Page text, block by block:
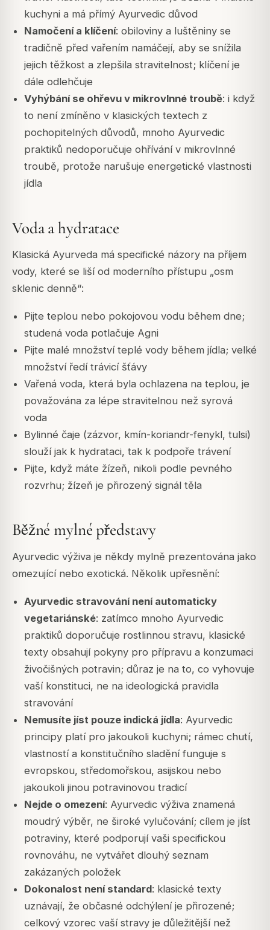
kuchyni a má přímý Ayurvedic důvod
Namočení a klíčení: obiloviny a luštěniny se
tradičně před vařením namáčejí, aby se snížila
jejich těžkost a zlepšila stravitelnost; klíčení je
dále odlehčuje
Vyhýbání se ohřevu v mikrovlnné troubě: i když
to není zmíněno v klasických textech z
pochopitelných důvodů, mnoho Ayurvedic
praktiků nedoporučuje ohřívání v mikrovlnné
troubě, protože narušuje energetické vlastnosti
jídla
Voda a hydratace
Klasická Ayurveda má specifické názory na příjem
vody, které se liší od moderního přístupu „osm
sklenic denně“:
Pijte teplou nebo pokojovou vodu během dne;
studená voda potlačuje Agni
Pijte malé množství teplé vody během jídla; velké
množství ředí trávicí šťávy
Vařená voda, která byla ochlazena na teplou, je
považována za lépe stravitelnou než syrová
voda
Bylinné čaje (zázvor, kmín-koriandr-fenykl, tulsi)
slouží jak k hydrataci, tak k podpoře trávení
Pijte, když máte žízeň, nikoli podle pevného
rozvrhu; žízeň je přirozený signál těla
Běžné mylné představy
Ayurvedic výživa je někdy mylně prezentována jako
omezující nebo exotická. Několik upřesnění:
Ayurvedic stravování není automaticky
vegetariánské: zatímco mnoho Ayurvedic
praktiků doporučuje rostlinnou stravu, klasické
texty obsahují pokyny pro přípravu a konzumaci
živočišných potravin; důraz je na to, co vyhovuje
vaší konstituci, ne na ideologická pravidla
stravování
Nemusíte jíst pouze indická jídla: Ayurvedic
principy platí pro jakoukoli kuchyni; rámec chutí,
vlastností a konstitučního sladění funguje s
evropskou, středomořskou, asijskou nebo
jakoukoli jinou potravinovou tradicí
Nejde o omezení: Ayurvedic výživa znamená
moudrý výběr, ne široké vylučování; cílem je jíst
potraviny, které podporují vaši specifickou
rovnováhu, ne vytvářet dlouhý seznam
zakázaných položek
Dokonalost není standard: klasické texty
uznávají, že občasné odchýlení je přirozené;
celkový vzorec vaší stravy je důležitější než